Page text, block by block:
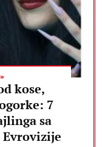
kose,
7
sa